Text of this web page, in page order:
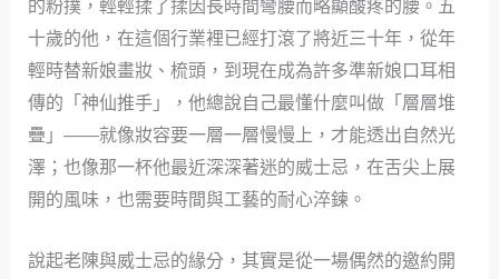
的粉撲，輕輕揉了揉因長時間彎腰而略顯酸疼的腰。五
十歲的他，在這個行業裡已經打滾了將近三十年，從年
輕時替新娘畫妝、梳頭，到現在成為許多準新娘口耳相
傳的「神仙推手」，他總說自己最懂什麼叫做「層層堆
疊」——就像妝容要一層一層慢慢上，才能透出自然光
澤；也像那一杯他最近深深著迷的威士忌，在舌尖上展
開的風味，也需要時間與工藝的耐心淬鍊。
說起老陳與威士忌的緣分，其實是從一場偶然的邀約開